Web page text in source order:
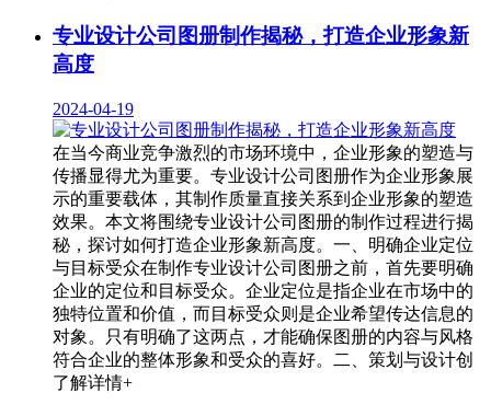
专业设计公司图册制作揭秘，打造企业形象新
高度
2024-04-19
在当今商业竞争激烈的市场环境中，企业形象的塑造与
传播显得尤为重要。专业设计公司图册作为企业形象展
示的重要载体，其制作质量直接关系到企业形象的塑造
效果。本文将围绕专业设计公司图册的制作过程进行揭
秘，探讨如何打造企业形象新高度。一、明确企业定位
与目标受众在制作专业设计公司图册之前，首先要明确
企业的定位和目标受众。企业定位是指企业在市场中的
独特位置和价值，而目标受众则是企业希望传达信息的
对象。只有明确了这两点，才能确保图册的内容与风格
符合企业的整体形象和受众的喜好。二、策划与设计创
了解详情+